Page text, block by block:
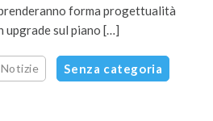
forma progettualità
upgrade sul piano […]
Notizie Senza categoria